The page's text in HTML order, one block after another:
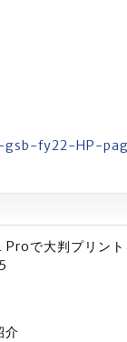
fy22-HP-
で大判プリント
介